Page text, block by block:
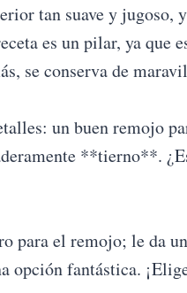
tan suave y jugoso,
es un pilar, ya que
se conserva de
un buen remojo
**tierno**.
para el remojo; le da
opción fantástica.